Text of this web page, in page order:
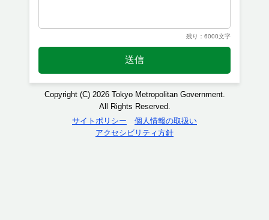
残り：6000文字
送信
Copyright (C) 2026 Tokyo Metropolitan Government.
All Rights Reserved.
サイトポリシー
個人情報の取扱い
アクセシビリティ方針